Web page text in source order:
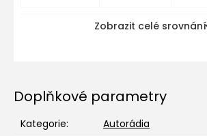
Zobrazit celé srovnání
Doplňkové parametry
Kategorie:
Autorádia